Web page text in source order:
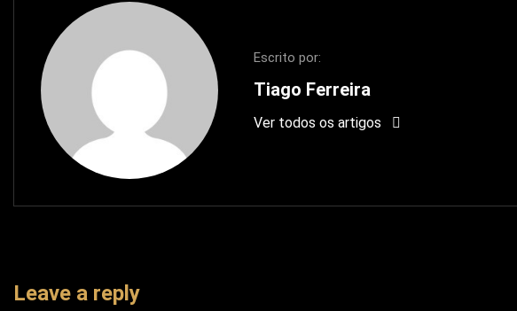
Escrito por:
Tiago Ferreira
Ver todos os artigos
Leave a reply